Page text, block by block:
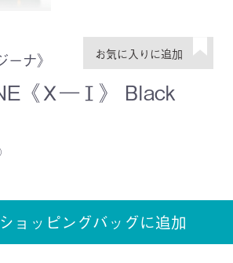
ナ》
《Ｘ―Ⅰ》 Black
ショッピングバッグに追加